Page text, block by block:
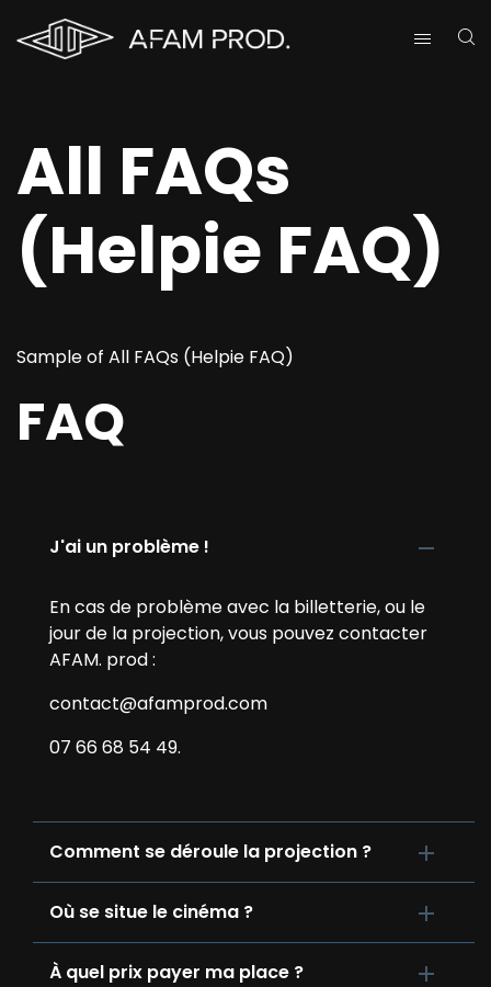
All FAQs
(Helpie FAQ)
Sample of All FAQs (Helpie FAQ)
FAQ
J'ai un problème !
En cas de problème avec la billetterie, ou le
jour de la projection, vous pouvez contacter
AFAM. prod :
contact@afamprod.com
07 66 68 54 49.
Comment se déroule la projection ?
Où se situe le cinéma ?
À quel prix payer ma place ?